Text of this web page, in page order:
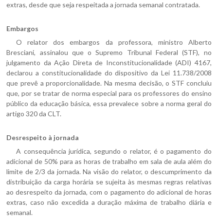
extras, desde que seja respeitada a jornada semanal contratada.
Embargos
O relator dos embargos da professora, ministro Alberto
Bresciani, assinalou que o Supremo Tribunal Federal (STF), no
julgamento da Ação Direta de Inconstitucionalidade (ADI) 4167,
declarou a constitucionalidade do dispositivo da Lei 11.738/2008
que prevê a proporcionalidade. Na mesma decisão, o STF concluiu
que, por se tratar de norma especial para os professores do ensino
público da educação básica, essa prevalece sobre a norma geral do
artigo 320 da CLT.
Desrespeito à jornada
A consequência jurídica, segundo o relator, é o pagamento do
adicional de 50% para as horas de trabalho em sala de aula além do
limite de 2/3 da jornada. Na visão do relator, o descumprimento da
distribuição da carga horária se sujeita às mesmas regras relativas
ao desrespeito da jornada, com o pagamento do adicional de horas
extras, caso não excedida a duração máxima de trabalho diária e
semanal.